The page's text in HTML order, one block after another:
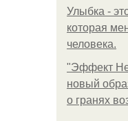
Улыбка -
которая
человека.
"Эффект
новый
о гранях